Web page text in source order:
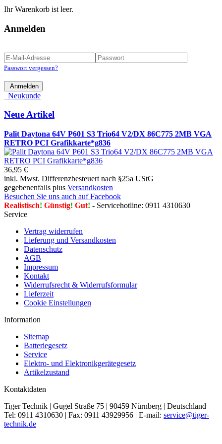
Ihr Warenkorb ist leer.
Anmelden
Passwort vergessen?
Anmelden
Neukunde
Neue Artikel
Palit Daytona 64V P601 S3 Trio64 V2/DX 86C775 2MB VGA
RETRO PCI Grafikkarte*g836
36,95 €
inkl. Mwst. Differenzbesteuert nach §25a UStG
gegebenenfalls plus Versandkosten
Besuchen Sie uns auch auf Facebook
Realistisch! Günstig! Gut! - Servicehotline: 0911 4310630
Service
Vertrag widerrufen
Lieferung und Versandkosten
Datenschutz
AGB
Impressum
Kontakt
Widerrufsrecht & Widerrufsformular
Lieferzeit
Cookie Einstellungen
Information
Sitemap
Batteriegesetz
Service
Elektro- und Elektronikgerätegesetz
Artikelzustand
Kontaktdaten
Tiger Technik | Gugel Straße 75 | 90459 Nürnberg | Deutschland
Tel: 0911 4310630 | Fax: 0911 43929956 | E-mail: service@tiger-
technik.de